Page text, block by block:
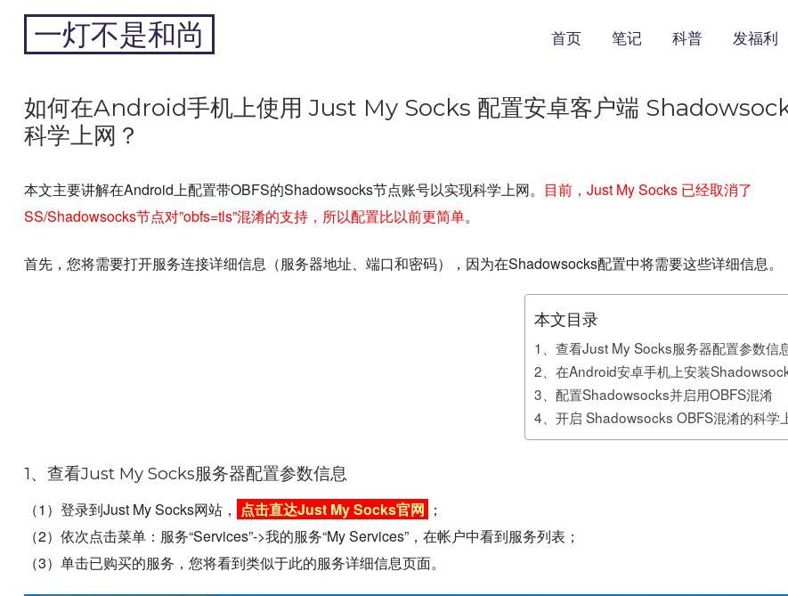
一灯不是和尚 首页 笔记 科普 发福利
如何在Android手机上使用 Just My Socks 配置安卓客户端
科学上网？
本文主要讲解在Android上配置带OBFS的Shadowsocks节点账号以实现科学上网。 目前，Just My Socks 已经取消了
SS/Shadowsocks节点对”obfs=tls”混淆的支持，所以配置比以前更简单。
首先，您将需要打开服务连接详细信息（服务器地址、端口和密码），因为在Shadowsocks配置中将需要这些详细信息。
本文目录
1、查看Just My Socks服务器配置参数信
2、在Android安卓手机上安装
3、配置Shadowsocks并启用OBFS混淆
4、开启 Shadowsocks OBFS混淆的科学
1、查看Just My Socks服务器配置参数信息
（1）登录到Just My Socks网站， 点击直达Just My Socks官网 ；
（2）依次点击菜单：服务“Services”->我的服务“My Services”，在帐户中看到服务列表；
（3）单击已购买的服务，您将看到类似于此的服务详细信息页面。